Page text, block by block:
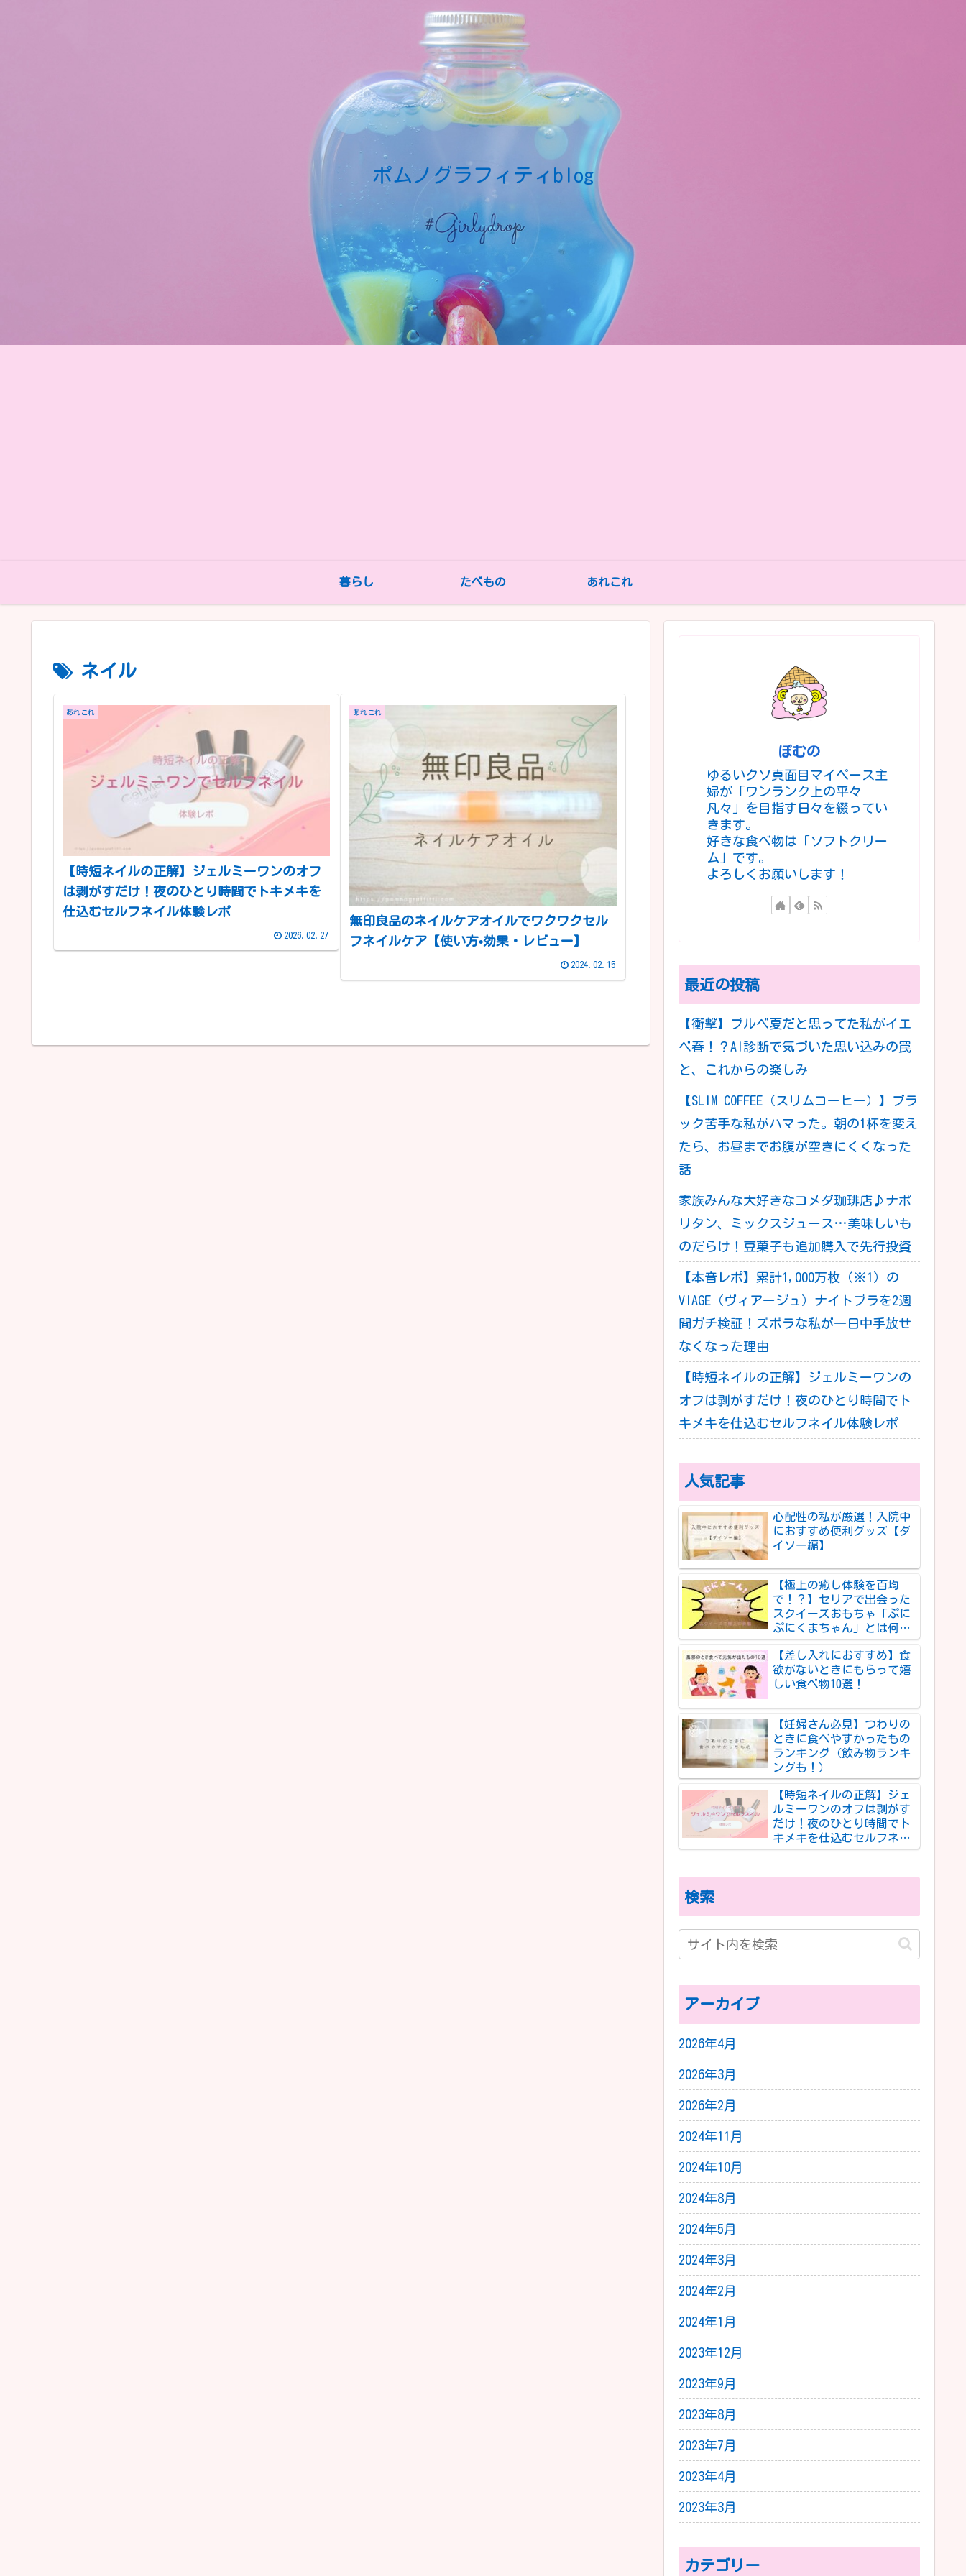
ポムノグラフィティblog
暮らし たべもの あれこれ
ネイル
あれこれ
【時短ネイルの正解】ジェルミーワンのオフ
は剥がすだけ！夜のひとり時間でトキメキを
仕込むセルフネイル体験レポ
2026.02.27
あれこれ
無印良品のネイルケアオイルでワクワクセル
フネイルケア【使い方•効果・レビュー】
2024.02.15
ぽむの
ゆるいクソ真面目マイペース主
婦が「ワンランク上の平々
凡々」を目指す日々を綴ってい
きます。
好きな食べ物は「ソフトクリー
ム」です。
よろしくお願いします！
最近の投稿
【衝撃】ブルベ夏だと思ってた私がイエ
ベ春！？AI診断で気づいた思い込みの罠
と、これからの楽しみ
【SLIM COFFEE（スリムコーヒー）】ブラ
ック苦手な私がハマった。朝の1杯を変え
たら、お昼までお腹が空きにくくなった
話
家族みんな大好きなコメダ珈琲店♪ナポ
リタン、ミックスジュース…美味しいも
のだらけ！豆菓子も追加購入で先行投資
【本音レポ】累計1,000万枚（※1）の
VIAGE（ヴィアージュ）ナイトブラを2週
間ガチ検証！ズボラな私が一日中手放せ
なくなった理由
【時短ネイルの正解】ジェルミーワンの
オフは剥がすだけ！夜のひとり時間でト
キメキを仕込むセルフネイル体験レポ
人気記事
心配性の私が厳選！入院中
におすすめ便利グッズ【ダ
イソー編】
【極上の癒し体験を百均
で！？】セリアで出会った
スクイーズおもちゃ「ぷに
ぷにくまちゃん」とは何者
か
【差し入れにおすすめ】食
欲がないときにもらって嬉
しい食べ物10選！
【妊婦さん必見】つわりの
ときに食べやすかったもの
ランキング（飲み物ランキ
ングも！）
【時短ネイルの正解】ジェ
ルミーワンのオフは剥がす
だけ！夜のひとり時間でト
キメキを仕込むセルフネイ
ル体験レポ
検索
アーカイブ
2026年4月
2026年3月
2026年2月
2024年11月
2024年10月
2024年8月
2024年5月
2024年3月
2024年2月
2024年1月
2023年12月
2023年9月
2023年8月
2023年7月
2023年4月
2023年3月
カテゴリー